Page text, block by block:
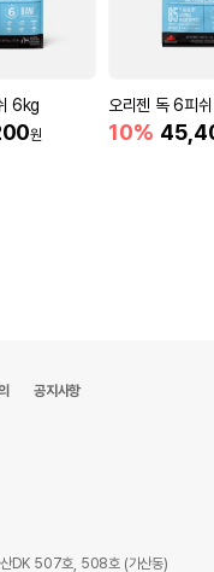
6kg
원
오리젠 독 6피
10%
공지사항
산DK 507호, 508호 (가산동)